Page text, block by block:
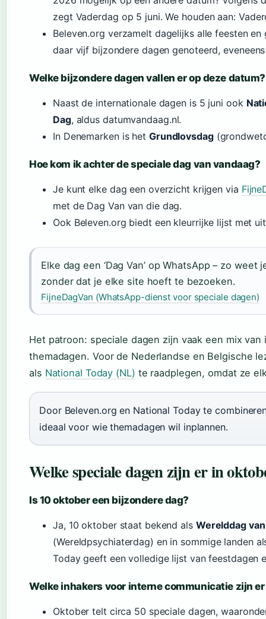
zegt Vaderdag op 5 juni. We houden aan:
Beleven.org verzamelt dagelijks alle feesten
daar vijf bijzondere dagen genoteerd,
Welke bijzondere dagen vallen er op deze datum?
Naast de internationale dagen is 5 juni ook
Dag, aldus datumvandaag.nl.
In Denemarken is het Grundlovsdag
Hoe kom ik achter de speciale dag van vandaag?
Je kunt elke dag een overzicht krijgen via
met de Dag Van van die dag.
Ook Beleven.org biedt een kleurrijke lijst met
Elke dag een ‘Dag Van’ op WhatsApp – zo
zonder dat je elke site hoeft te bezoeken.
FijneDagVan (WhatsApp-dienst voor speciale dagen)
Het patroon: speciale dagen zijn vaak een mix
themadagen. Voor de Nederlandse en Belgische
als National Today (NL) te raadplegen, omdat ze
Door Beleven.org en National Today te
ideaal voor wie themadagen wil inplannen.
Welke speciale dagen zijn er in
Is 10 oktober een bijzondere dag?
Ja, 10 oktober staat bekend als Werelddag
(Wereldpsychiaterdag) en in sommige landen
Today geeft een volledige lijst van feestdagen
Welke inhakers voor interne communicatie zijn
Oktober telt circa 50 speciale dagen,